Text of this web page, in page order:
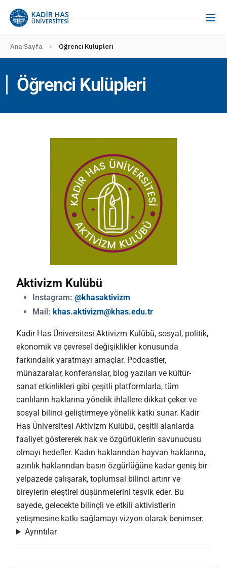
Ana Sayfa Öğrenci Kulüpleri
Öğrenci Kulüpleri
Aktivizm Kulübü
Instagram: @khasaktivizm
Mail: khas.aktivizm@khas.edu.tr
Kadir Has Üniversitesi Aktivizm Kulübü, sosyal, politik,
ekonomik ve çevresel değişiklikler konusunda
farkındalık yaratmayı amaçlar. Podcastler,
münazaralar, konferanslar, blog yazıları ve kültür-
sanat etkinlikleri gibi çeşitli platformlarla, tüm
canlıların haklarına yönelik ihlallere dikkat çeker ve
sosyal bilinci geliştirmeye yönelik katkı sunar. Kadir
Has Üniversitesi Aktivizm Kulübü, çeşitli alanlarda
faaliyet göstererek hak ve özgürlüklerin savunucusu
olmayı hedefler. Kadın haklarından hayvan haklarına,
azınlık haklarından basın özgürlüğüne kadar geniş bir
yelpazede çalışarak, toplumsal bilinci artırır ve
bireylerin eleştirel düşünmelerini teşvik eder. Bu
sayede, gelecekte bilinçli ve etkili aktivistlerin
yetişmesine katkı sağlamayı vizyon olarak benimser.
Ayrıntılar